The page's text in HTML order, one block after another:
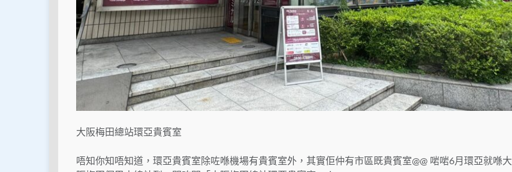
大阪梅田總站環亞貴賓室
唔知你知唔知道，環亞貴賓室除咗喺機場有貴賓室外，其實佢仲有市區既貴賓室@@ 啱啱6月環亞就喺大